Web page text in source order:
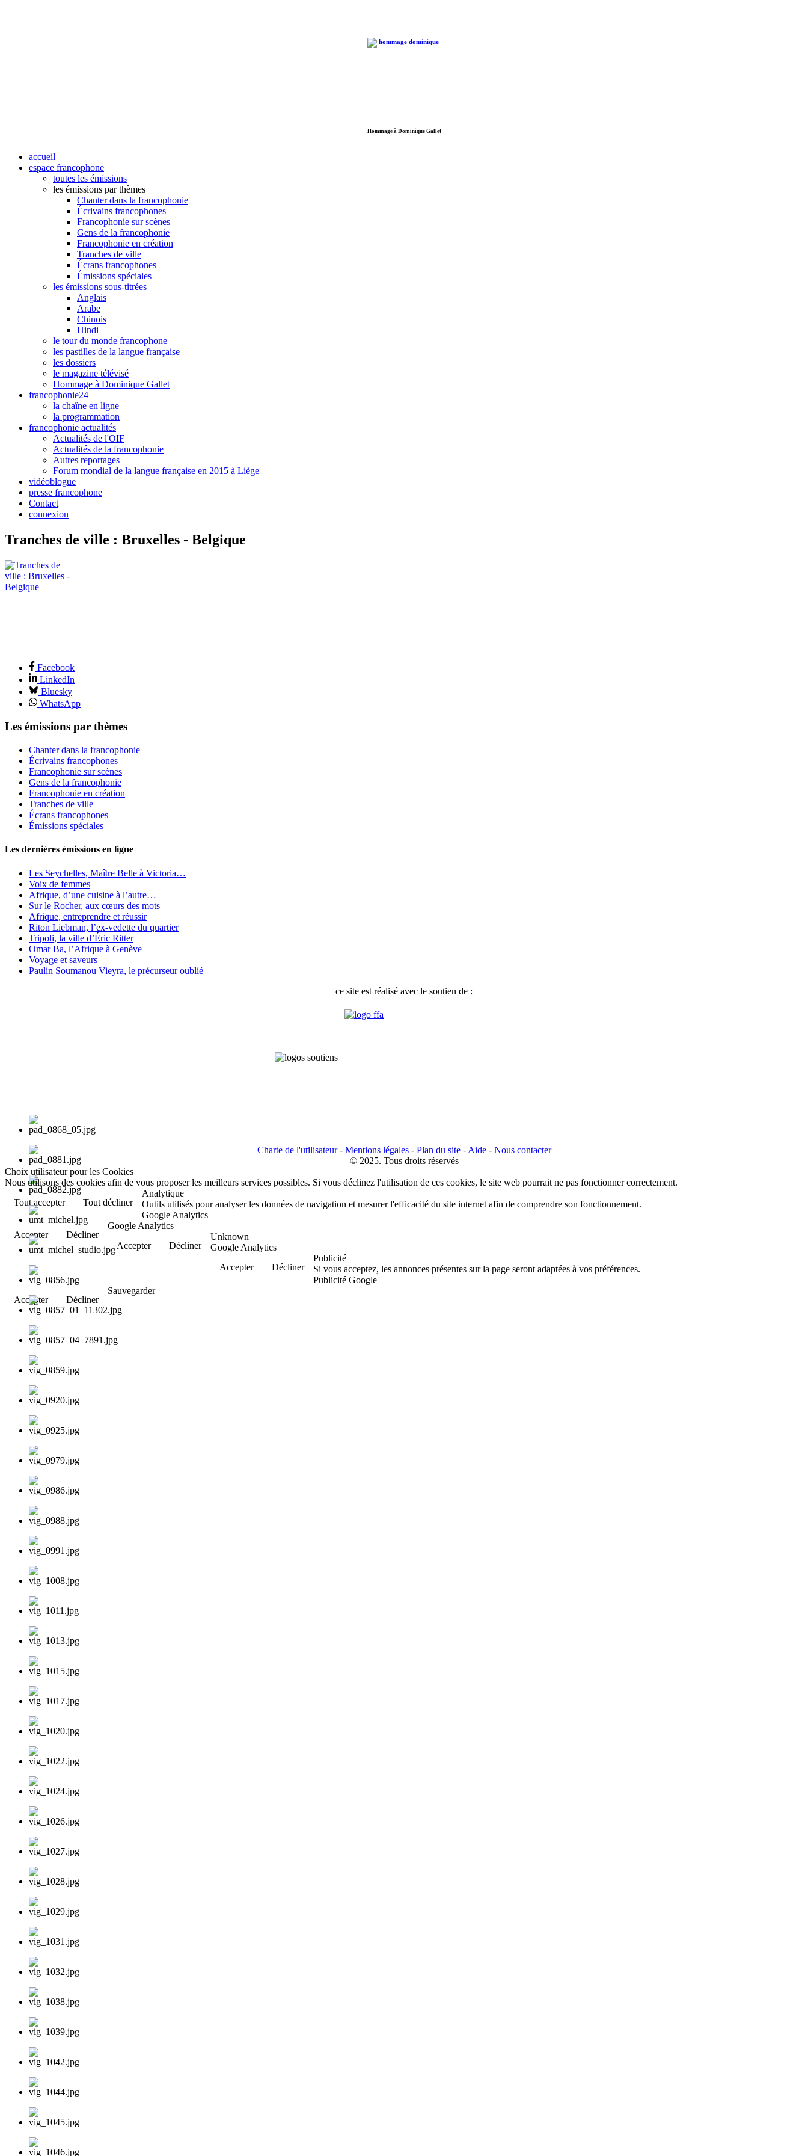
Hommage à Dominique Gallet
accueil
espace francophone
toutes les émissions
les émissions par thèmes
Chanter dans la francophonie
Écrivains francophones
Francophonie sur scènes
Gens de la francophonie
Francophonie en création
Tranches de ville
Écrans francophones
Émissions spéciales
les émissions sous-titrées
Anglais
Arabe
Chinois
Hindi
le tour du monde francophone
les pastilles de la langue française
les dossiers
le magazine télévisé
Hommage à Dominique Gallet
francophonie24
la chaîne en ligne
la programmation
francophonie actualités
Actualités de l'OIF
Actualités de la francophonie
Autres reportages
Forum mondial de la langue française en 2015 à Liège
vidéoblogue
presse francophone
Contact
connexion
Tranches de ville : Bruxelles - Belgique
Facebook
LinkedIn
Bluesky
WhatsApp
Les émissions par thèmes
Chanter dans la francophonie
Écrivains francophones
Francophonie sur scènes
Gens de la francophonie
Francophonie en création
Tranches de ville
Écrans francophones
Émissions spéciales
Les dernières émissions en ligne
Les Seychelles, Maître Belle à Victoria…
Voix de femmes
Afrique, d’une cuisine à l’autre…
Sur le Rocher, aux cœurs des mots
Afrique, entreprendre et réussir
Riton Liebman, l’ex-vedette du quartier
Tripoli, la ville d’Éric Ritter
Omar Ba, l’Afrique à Genève
Voyage et saveurs
Paulin Soumanou Vieyra, le précurseur oublié
ce site est réalisé avec le soutien de :
Charte de l'utilisateur- Mentions légales- Plan du site- Aide- Nous contacter
© 2025. Tous droits réservés
Choix utilisateur pour les Cookies
Nous utilisons des cookies afin de vous proposer les meilleurs services possibles. Si vous déclinez l'utilisation de ces cookies, le site web pourrait ne pas fonctionner correctement.
Tout accepter
Tout décliner
Analytique
Outils utilisés pour analyser les données de navigation et mesurer l'efficacité du site internet afin de comprendre son fonctionnement.
Google Analytics
Accepter
Décliner
Google Analytics
Accepter
Décliner
Unknown
Google Analytics
Accepter
Décliner
Publicité
Si vous acceptez, les annonces présentes sur la page seront adaptées à vos préférences.
Publicité Google
Accepter
Décliner
Sauvegarder